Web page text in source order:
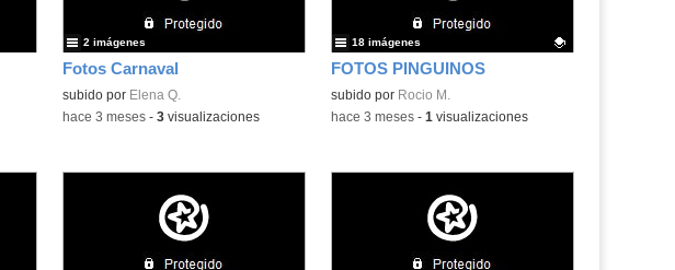
Fotos Carnaval
subido por Elena Q.
2 imágenes
-hace 3 meses- 3visualizaciones
FOTOS PINGUINOS
Contenido educativo.
subido por Rocio M.
18 imágenes
-hace 3 meses- 1 visualizaciones